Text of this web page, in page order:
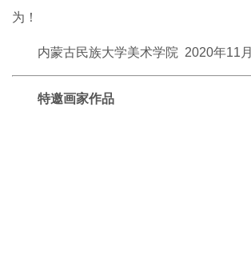
为！
内蒙古民族大学美术学院 2020年11月
特邀画家作品